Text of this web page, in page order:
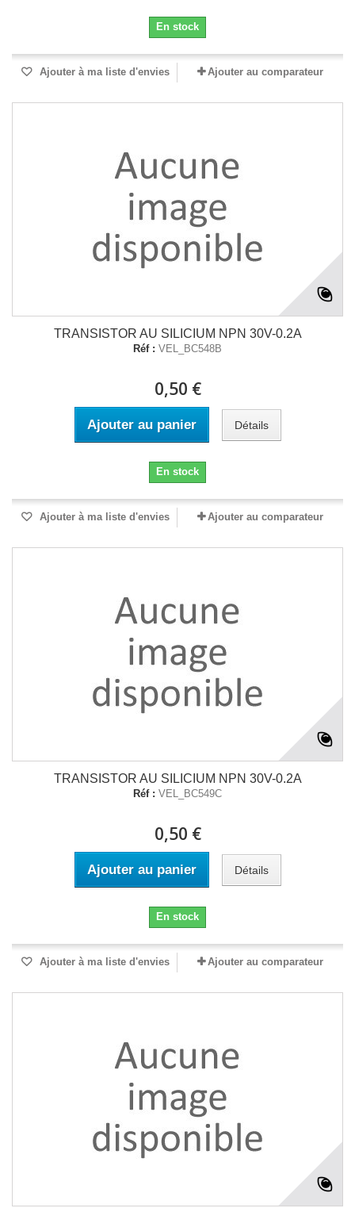
En stock
Ajouter à ma liste d'envies Ajouter au comparateur
TRANSISTOR AU SILICIUM NPN 30V-0.2A
Réf : VEL_BC548B
0,50 €
Ajouter au panier Détails
En stock
Ajouter à ma liste d'envies Ajouter au comparateur
TRANSISTOR AU SILICIUM NPN 30V-0.2A
Réf : VEL_BC549C
0,50 €
Ajouter au panier Détails
En stock
Ajouter à ma liste d'envies Ajouter au comparateur